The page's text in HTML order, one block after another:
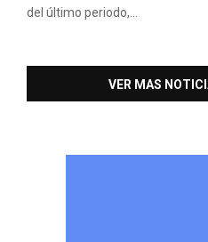
del último periodo,...
VER MAS